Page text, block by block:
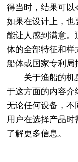
得当时，结果可以
如果在设计上，
能让人感到满意
体的全部特征和样
船体或国家专利局
关于渔船的机
于这方面的内容介
无论任何设备，
用户在选择产品时
了解更多信息。